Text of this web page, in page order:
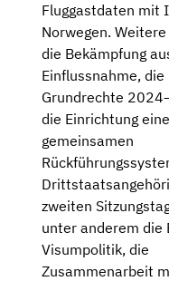
Fluggastdaten mit
Norwegen.
die Bekämpfung
Einflussnahme, die
Grundrechte
die Einrichtung
gemeinsamen
zweiten
unter anderem die
Visumpolitik, die
Zusammenarbeit